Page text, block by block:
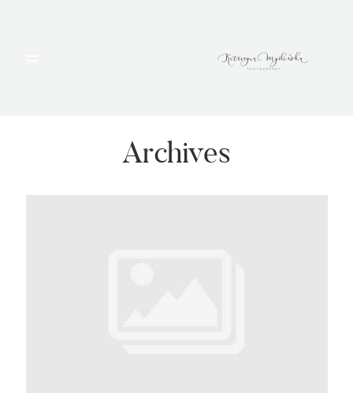
Archives
PORTFOLIO